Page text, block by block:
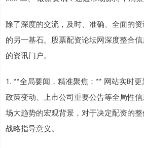
除了深度的交流，及时、准确、全面的
的另一基石。股票配资论坛网深度整合
的资讯门户。
1. **全局要闻，精准聚焦：** 网站实时
政策变动、上市公司重要公告等全局性
场大趋势的宏观背景，对于决定配资的
战略指导意义。